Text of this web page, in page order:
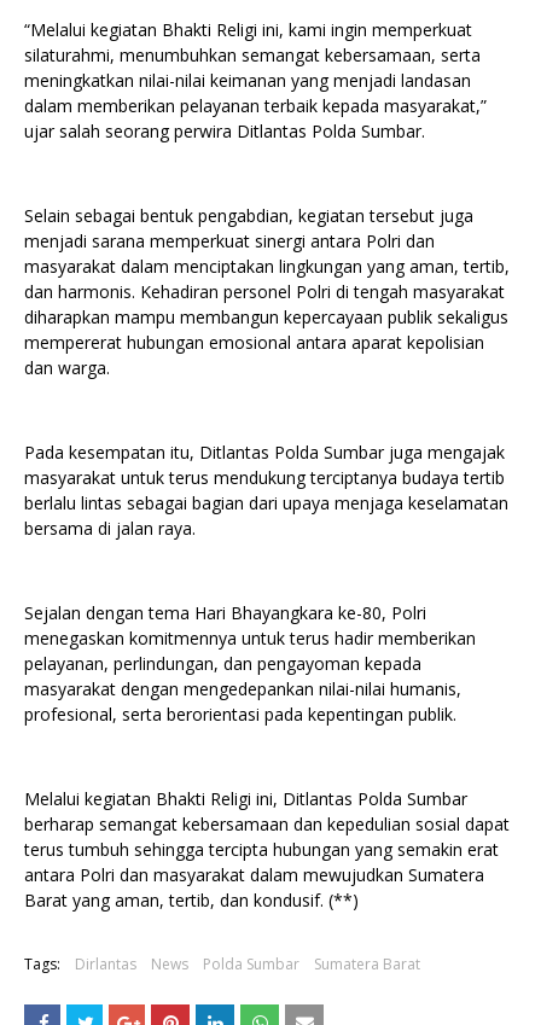
“Melalui kegiatan Bhakti Religi ini, kami ingin memperkuat
silaturahmi, menumbuhkan semangat kebersamaan, serta
meningkatkan nilai-nilai keimanan yang menjadi landasan
dalam memberikan pelayanan terbaik kepada masyarakat,”
ujar salah seorang perwira Ditlantas Polda Sumbar.
Selain sebagai bentuk pengabdian, kegiatan tersebut juga
menjadi sarana memperkuat sinergi antara Polri dan
masyarakat dalam menciptakan lingkungan yang aman, tertib,
dan harmonis. Kehadiran personel Polri di tengah masyarakat
diharapkan mampu membangun kepercayaan publik sekaligus
mempererat hubungan emosional antara aparat kepolisian
dan warga.
Pada kesempatan itu, Ditlantas Polda Sumbar juga mengajak
masyarakat untuk terus mendukung terciptanya budaya tertib
berlalu lintas sebagai bagian dari upaya menjaga keselamatan
bersama di jalan raya.
Sejalan dengan tema Hari Bhayangkara ke-80, Polri
menegaskan komitmennya untuk terus hadir memberikan
pelayanan, perlindungan, dan pengayoman kepada
masyarakat dengan mengedepankan nilai-nilai humanis,
profesional, serta berorientasi pada kepentingan publik.
Melalui kegiatan Bhakti Religi ini, Ditlantas Polda Sumbar
berharap semangat kebersamaan dan kepedulian sosial dapat
terus tumbuh sehingga tercipta hubungan yang semakin erat
antara Polri dan masyarakat dalam mewujudkan Sumatera
Barat yang aman, tertib, dan kondusif. (**)
Tags: Dirlantas News Polda Sumbar Sumatera Barat